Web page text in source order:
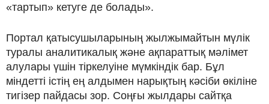
«тартып» кетуге де болады».
Портал қатысушыларының жылжымайтын мүлік
туралы аналитикалық және ақпараттық мәлімет
алулары үшін тіркелуіне мүмкіндік бар. Бұл
міндетті істің ең алдымен нарықтың кәсіби өкіліне
тигізер пайдасы зор. Соңғы жылдары сайтқа